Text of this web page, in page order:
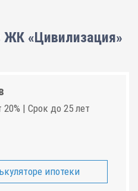
ЖК «Цивилизация»
| Срок до 25 лет
ипотеки